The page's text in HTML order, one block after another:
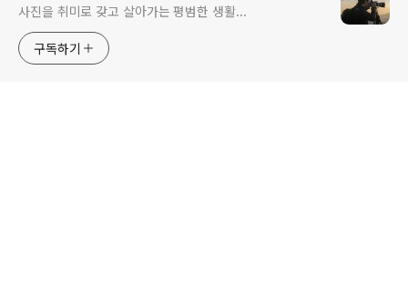
사진을 취미로 갖고 살아가는 평범한 생활...
구독하기